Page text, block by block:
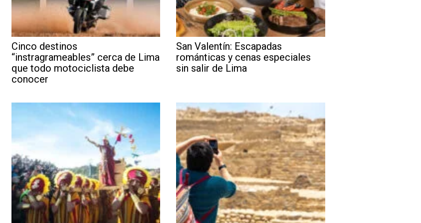
Cinco destinos
“instragrameables” cerca de Lima
que todo motociclista debe
conocer
San Valentín: Escapadas
románticas y cenas especiales
sin salir de Lima